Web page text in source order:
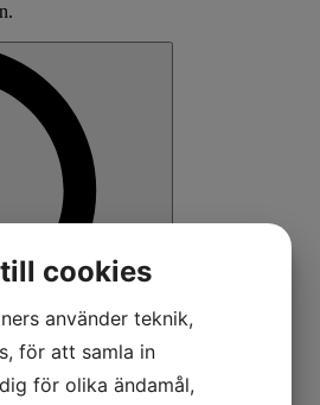
cookies
använder teknik,
för att samla in
för olika ändamål,